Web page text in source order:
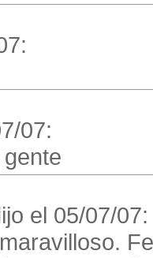
07:
el 05/07/07: